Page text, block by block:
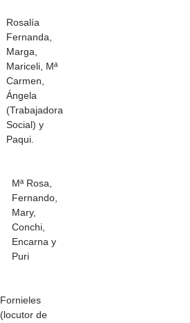
Rosalía
Fernanda,
Marga,
Mariceli, Mª
Carmen,
Ángela
(Trabajadora
Social) y
Paqui.
Mª Rosa,
Fernando,
Mary,
Conchi,
Encarna y
Puri
Fornieles
(locutor de